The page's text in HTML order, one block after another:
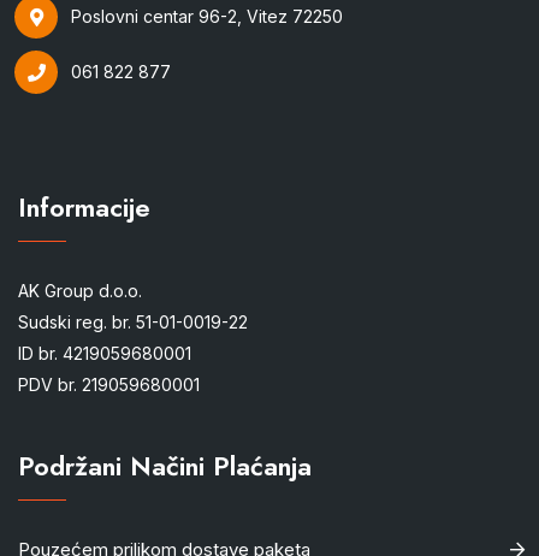
Poslovni centar 96-2, Vitez 72250
061 822 877
Informacije
AK Group d.o.o.
Sudski reg. br. 51-01-0019-22
ID br. 4219059680001
PDV br. 219059680001
Podržani Načini Plaćanja
Pouzećem prilikom dostave paketa